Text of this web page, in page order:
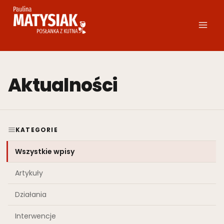
Przejdź
Aktualności
KATEGORIE
Wszystkie wpisy
Artykuły
Działania
Interwencje